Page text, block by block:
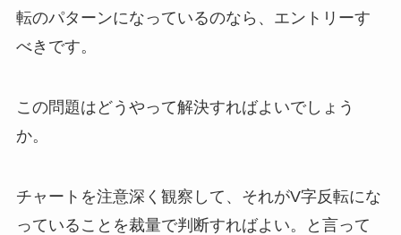
転のパターンになっているのなら、エントリーす
べきです。
この問題はどうやって解決すればよいでしょう
か。
チャートを注意深く観察して、それがV字反転にな
っていることを裁量で判断すればよい。と言って